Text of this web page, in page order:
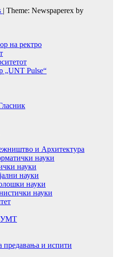
| Theme: Newspaperex by
на ректро
„UNT Pulse“
и Архитектура
науки
науки
науки
науки
науки
предавањa и испити